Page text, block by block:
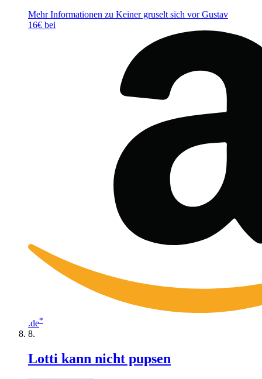
Mehr Informationen zu Keiner gruselt sich vor Gustav
16€ bei
.de*
Lotti kann nicht pupsen